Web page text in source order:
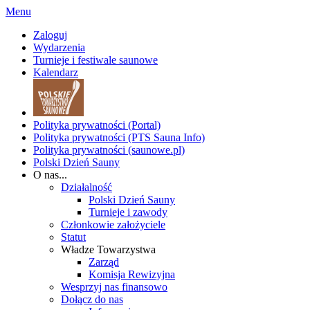
Menu
Zaloguj
Wydarzenia
Turnieje i festiwale saunowe
Kalendarz
Polityka prywatności (Portal)
Polityka prywatności (PTS Sauna Info)
Polityka prywatności (saunowe.pl)
Polski Dzień Sauny
O nas...
Działalność
Polski Dzień Sauny
Turnieje i zawody
Członkowie założyciele
Statut
Władze Towarzystwa
Zarząd
Komisja Rewizyjna
Wesprzyj nas finansowo
Dołącz do nas